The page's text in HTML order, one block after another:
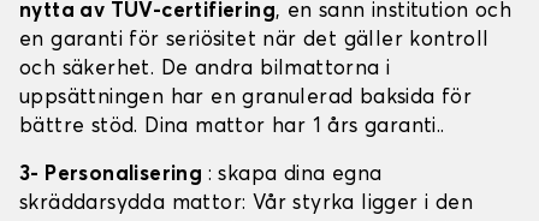
nytta av TÜV-certifiering, en sann institution och
en garanti för seriösitet när det gäller kontroll
och säkerhet. De andra bilmattorna i
uppsättningen har en granulerad baksida för
bättre stöd. Dina mattor har 1 års garanti..
3- Personalisering : skapa dina egna
skräddarsydda mattor: Vår styrka ligger i den